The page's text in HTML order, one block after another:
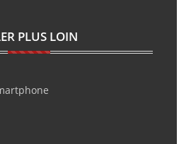
PLUS LOIN